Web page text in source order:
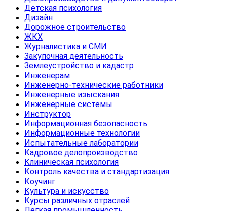
Детская психология
Дизайн
Дорожное строительство
ЖКХ
Журналистика и СМИ
Закупочная деятельность
Землеустройство и кадастр
Инженерам
Инженерно-технические работники
Инженерные изыскания
Инженерные системы
Инструктор
Информационная безопасность
Информационные технологии
Испытательные лаборатории
Кадровое делопроизводство
Клиническая психология
Контроль качества и стандартизация
Коучинг
Культура и искусство
Курсы различных отраслей